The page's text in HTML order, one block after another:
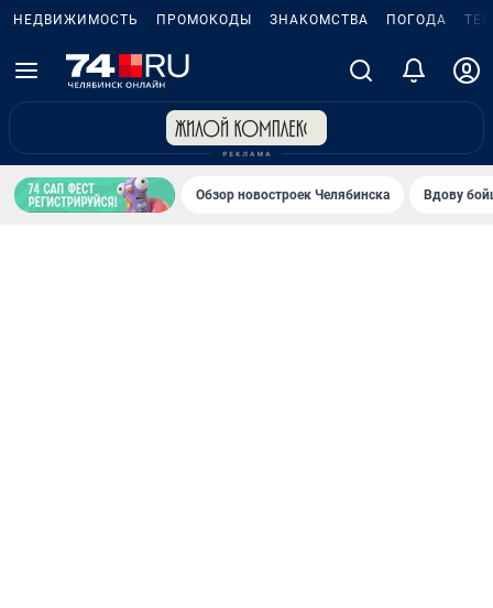
НЕДВИЖИМОСТЬ ПРОМОКОДЫ ЗНАКОМСТВА ПОГОДА
Обзор новостроек Челябинска Вдову